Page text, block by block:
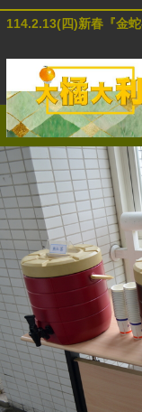
114.2.13(四)新春『金